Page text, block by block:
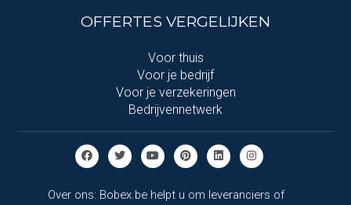
OFFERTES VERGELIJKEN
Voor thuis
Voor je bedrijf
Voor je verzekeringen
Bedrijvennetwerk
Over ons: Bobex.be helpt u om leveranciers of